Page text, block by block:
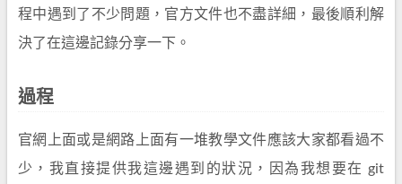
程中遇到了不少問題，官方文件也不盡詳細，最後順利解
決了在這邊記錄分享一下。
過程
官網上面或是網路上面有一堆教學文件應該大家都看過不
少，我直接提供我這邊遇到的狀況，因為我想要在 git